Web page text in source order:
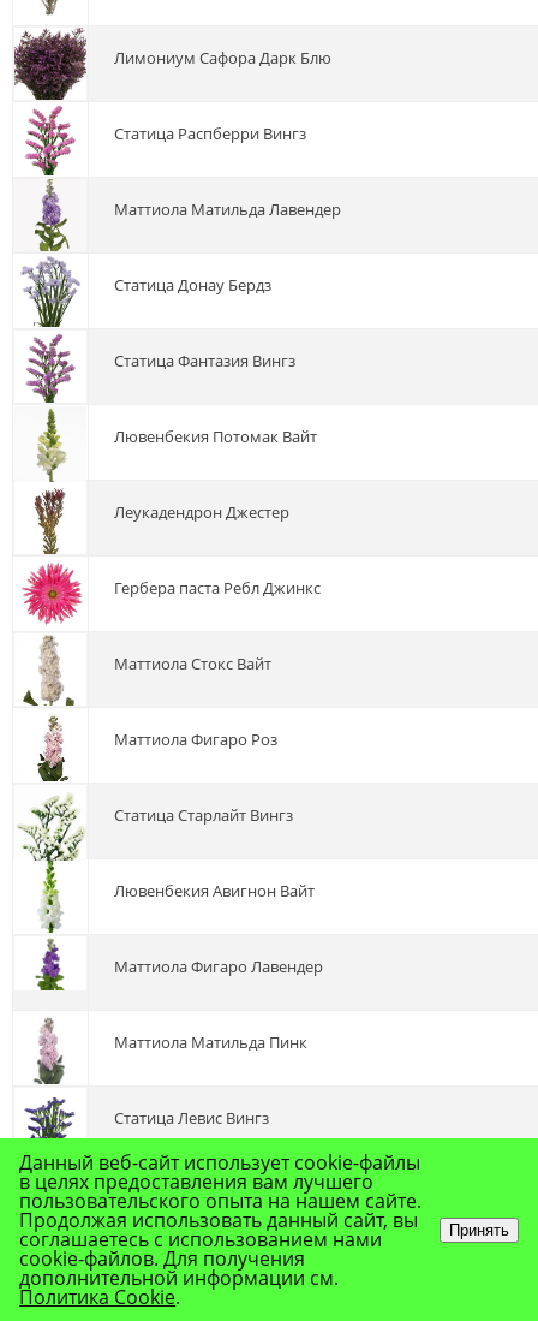
лимониум Сафора Дарк Блю
статица Распберри Вингз
маттиола Матильда Лавендер
статица Донау Бердз
статица Фантазия Вингз
лювенбекия Потомак Вайт
леукадендрон Джестер
гербера паста Ребл Джинкс
маттиола Стокс Вайт
маттиола Фигаро Роз
статица Старлайт Вингз
лювенбекия Авигнон Вайт
маттиола Фигаро Лавендер
маттиола Матильда Пинк
статица Левис Вингз
статица Кристалл Дарк Блу
калла Эйдоллс Вайт
Данный веб-сайт использует cookie-файлы
в целях предоставления вам лучшего
пользовательского опыта на нашем сайте.
Продолжая использовать данный сайт, вы
соглашаетесь с использованием нами
cookie-файлов. Для получения
дополнительной информации см.
Политика Cookie.
Принять